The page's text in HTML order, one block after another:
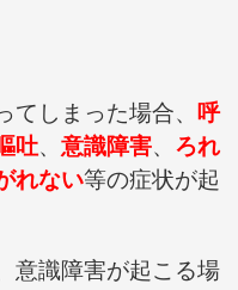
しまった場合、 呼
吐、 意識障害、 ろれ
れない等の症状が起
意識障害が起こる場